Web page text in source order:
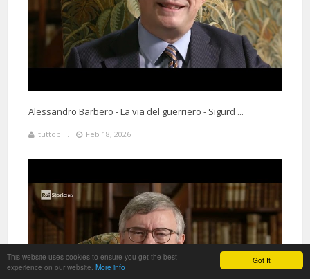
Got It
This website uses cookies to ensure you get the best
experience on our website. More info
Alessandro Barbero - La via del guerriero - Sigurd ...
tuttob ... Feb 18, 2026